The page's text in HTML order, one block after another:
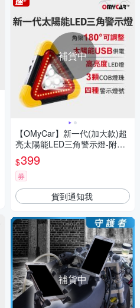
補貨中
【OMyCar】新一代(加大款)超
亮太陽能LED三角警示燈-附US
B充電線 站立/手提兩用-快
$399
券
貨到通知我
補貨中